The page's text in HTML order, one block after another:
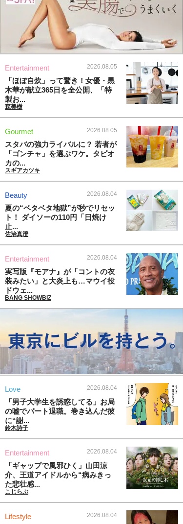
Entertainment 2026.08.05
「ほぼ自炊」って驚き！女優・黒
木華が献立365日を全公開、「特
製お...
森美樹
Gourmet 2026.08.05
スタバの強力ライバルに？ 若者が
「ゴンチャ」を選ぶワケ。タピオ
カの...
スギアカツキ
Beauty 2026.08.04
夏の“ベタベタ地獄”が秒でリセッ
ト！ ダイソーの110円「日焼け
止...
佐治真澄
Entertainment 2026.08.04
実写版『モアナ』が「コントの衣
装みたい」と大炎上も…マウイ役
ドウェ...
BANG SHOWBIZ
Love 2026.08.04
「男子大学生を誘惑してる」お局
の嘘でパート退職。巻き込んだ彼
に“謝...
鈴木詩子
Entertainment 2026.08.04
「ギャップで風邪ひく」山田涼
介、王道アイドルから“病みきっ
た悲壮感...
こじらぶ
Lifestyle 2026.08.04